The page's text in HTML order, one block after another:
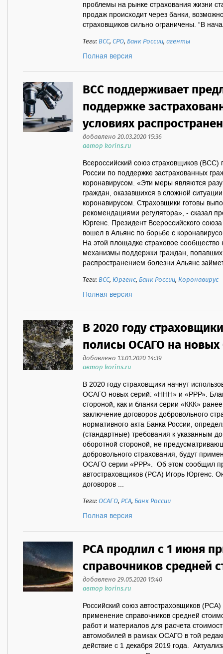
проблемы на рынке страхования жизни
продаж происходит через банки,
страховщиков сильно ограничены. “В
Теги:ВСС,СРО, Банк России,агенты
Полная версия
ВСС поддерживает
поддержке
условиях
добавлено 20.03.2020 15:36
автор korins.ru
Всероссийский союз страховщиков
России по поддержке застрахованных
коронавирусом. «Эти меры являются
граждан, оказавшихся в сложной
коронавирусом. Страховщики готовы
рекомендациями регулятора», - сказал
Юргенс. Президент Всероссийского
вошел в Альянс по борьбе с
На этой площадке страховое
механизмы поддержки граждан,
распространением болезни.Альянс
Теги:ВСС, Юргенс, Банк России, Коронавирус
Полная версия
В 2020 году
полисы ОСАГО на новых
добавлено 13.01.2020 14:39
автор korins.ru
В 2020 году страховщики начнут
ОСАГО новых серий: «ННН» и «РРР».
стороной, как и бланки серии «ККК»
заключение договоров добровольного
нормативного акта Банка России,
(стандартные) требования к указанным
оборотной стороной, не
добровольного страхования, будут
ОСАГО серии «РРР». Об этом сообщил
автостраховщиков (РСА) Игорь Юргенс.
договоров ...
Теги:ОСАГО, РСА, Банк России
Полная версия
РСА продлил с 1 июня
справочников средней
добавлено 29.05.2020 15:40
автор korins.ru
Российский союз автостраховщиков
применение справочников средней
работ и материалов для расчета
автомобилей в рамках ОСАГО в той
действие с 1 декабря 2019 года.